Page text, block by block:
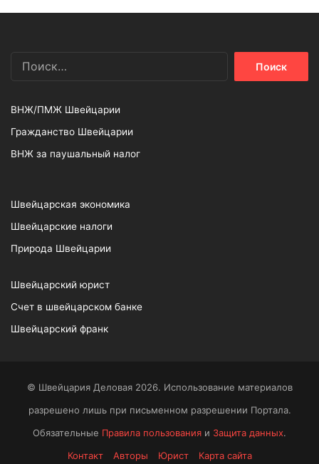
ВНЖ/ПМЖ Швейцарии
Гражданство Швейцарии
ВНЖ за паушальный налог
Швейцарская экономика
Швейцарские налоги
Природа Швейцарии
Швейцарский юрист
Счет в швейцарском банке
Швейцарский франк
© Швейцария Деловая 2026. Использование материалов
разрешено лишь при письменном разрешении Портала.
Обязательные Правила пользования и Защита данных.
Контакт
Авторы Юрист Карта сайта